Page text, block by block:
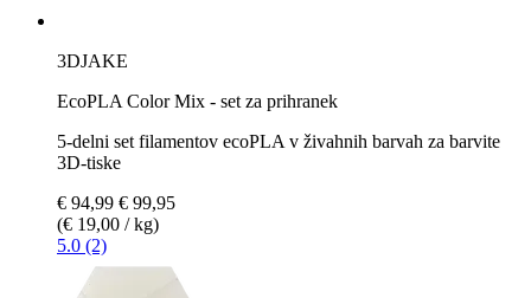
3DJAKE
EcoPLA Color Mix - set za prihranek
5-delni set filamentov ecoPLA v živahnih barvah za barvite
3D-tiske
€ 94,99 € 99,95
(€ 19,00 / kg)
5.0 (2)